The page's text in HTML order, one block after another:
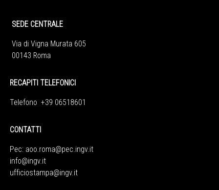
SEDE CENTRALE
Via di Vigna Murata 605
00143 Roma
RECAPITI TELEFONICI
Telefono +39 06518601
CONTATTI
Pec: aoo.roma@pec.ingv.it
info@ingv.it
ufficiostampa@ingv.it